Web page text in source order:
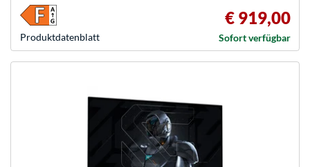
Produkt­datenblatt
€ 919,00
Sofort verfügbar